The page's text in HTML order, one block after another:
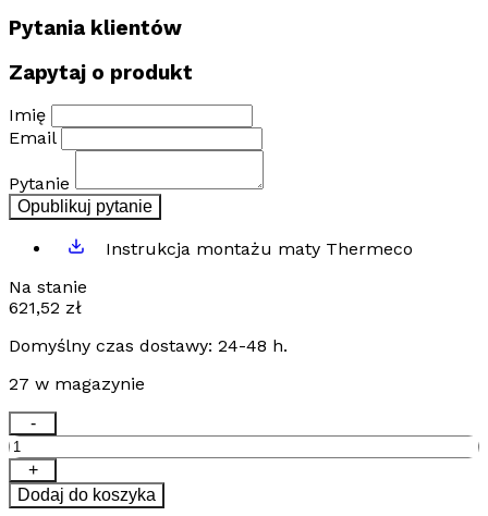
Pytania klientów
Zapytaj o produkt
Imię
Email
Pytanie
Opublikuj pytanie
Instrukcja montażu maty Thermeco
Na stanie
621,52 zł
Domyślny czas dostawy: 24-48 h.
27 w magazynie
ilość
Zestaw
ogrzewania
podłogowego
Thermeco
-
+
Dodaj do koszyka